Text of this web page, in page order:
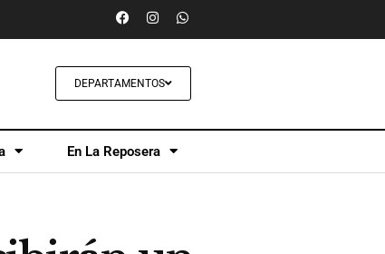
DEPARTAMENTOS
En La Reposera